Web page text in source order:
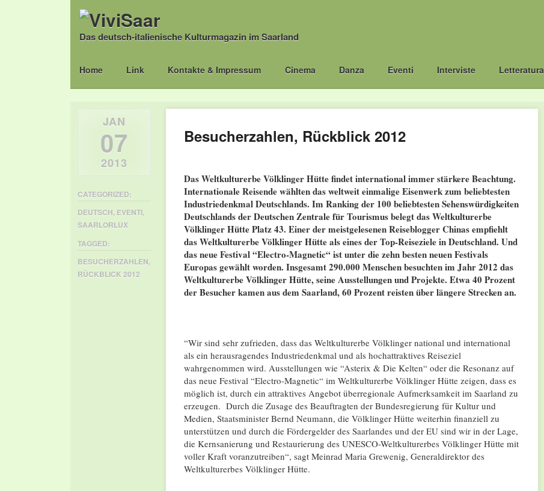
Das deutsch-italienische Kulturmagazin im Saarland
Main menu
Skip
Home Link Kontakte & Impressum Cinema Danza Eventi Interviste Letteratura
Besucherzahlen, Rückblick 2012
Das Weltkulturerbe Völklinger Hütte findet international immer stärkere Beachtung.
Internationale Reisende wählten das weltweit einmalige Eisenwerk zum beliebtesten
Industriedenkmal Deutschlands. Im Ranking der 100 beliebtesten Sehenswürdigkeiten
Deutschlands der Deutschen Zentrale für Tourismus belegt das Weltkulturerbe
Völklinger Hütte Platz 43. Einer der meistgelesenen Reiseblogger Chinas empfiehlt
das Weltkulturerbe Völklinger Hütte als eines der Top-Reiseziele in Deutschland. Und
das neue Festival “Electro-Magnetic“ ist unter die zehn besten neuen Festivals
Europas gewählt worden. Insgesamt 290.000 Menschen besuchten im Jahr 2012 das
Weltkulturerbe Völklinger Hütte, seine Ausstellungen und Projekte. Etwa 40 Prozent
der Besucher kamen aus dem Saarland, 60 Prozent reisten über längere Strecken an.
“Wir sind sehr zufrieden, dass das Weltkulturerbe Völklinger national und international
als ein herausragendes Industriedenkmal und als hochattraktives Reiseziel
wahrgenommen wird. Ausstellungen wie “Asterix & Die Kelten“ oder die Resonanz auf
das neue Festival “Electro-Magnetic“ im Weltkulturerbe Völklinger Hütte zeigen, dass es
möglich ist, durch ein attraktives Angebot überregionale Aufmerksamkeit im Saarland zu
erzeugen. Durch die Zusage des Beauftragten der Bundesregierung für Kultur und
Medien, Staatsminister Bernd Neumann, die Völklinger Hütte weiterhin finanziell zu
unterstützen und durch die Fördergelder des Saarlandes und der EU sind wir in der Lage,
die Kernsanierung und Restaurierung des UNESCO-Weltkulturerbes Völklinger Hütte mit
voller Kraft voranzutreiben“, sagt Meinrad Maria Grewenig, Generaldirektor des
Weltkulturerbes Völklinger Hütte.
JAN
07
2013
CATEGORIZED:
DEUTSCH, EVENTI,
SAARLORLUX
TAGGED:
BESUCHERZAHLEN,
RÜCKBLICK 2012